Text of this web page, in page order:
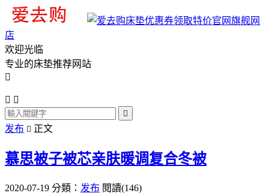
旗舰网
店
欢迎光临
专业的床垫推荐网站

 

发布  正文
慕思被子被芯亲肤暖调复合冬被
2020-07-19 分類： 发布 閱讀(146)